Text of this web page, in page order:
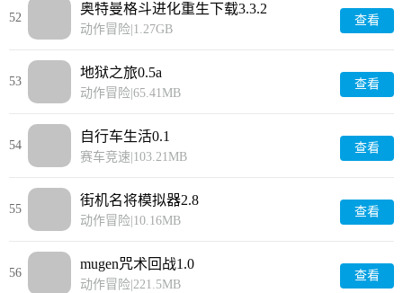
52
奥特曼格斗进化重生下载3.3.2
动作冒险 1.27GB
查看
53
地狱之旅0.5a
动作冒险 65.41MB
查看
54
自行车生活0.1
赛车竞速 103.21MB
查看
55
街机名将模拟器2.8
动作冒险 10.16MB
查看
56
mugen咒术回战1.0
动作冒险 221.5MB
查看